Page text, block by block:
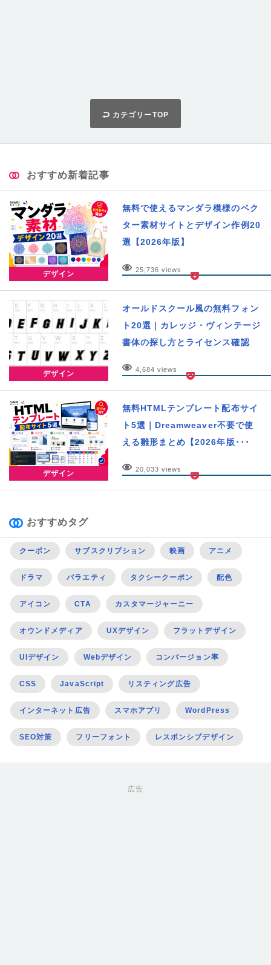
カテゴリーTOP
おすすめ新着記事
デザイン
無料で使えるマンダラ模様のベク
ター素材サイトとデザイン作例20
選【2026年版】
25,736 views
デザイン
オールドスクール風の無料フォン
ト20選｜カレッジ・ヴィンテージ
書体の探し方とライセンス確認
4,684 views
デザイン
無料HTMLテンプレート配布サイ
ト5選｜Dreamweaver不要で使
える雛形まとめ【2026年版･･･
20,033 views
おすすめタグ
クーポン サブスクリプション 映画 アニメ
ドラマ バラエティ タクシークーポン 配色
アイコン CTA カスタマージャーニー
オウンドメディア UXデザイン フラットデザイン
UIデザイン Webデザイン コンバージョン率
CSS JavaScript リスティング広告
インターネット広告 スマホアプリ WordPress
SEO対策 フリーフォント レスポンシブデザイン
広告